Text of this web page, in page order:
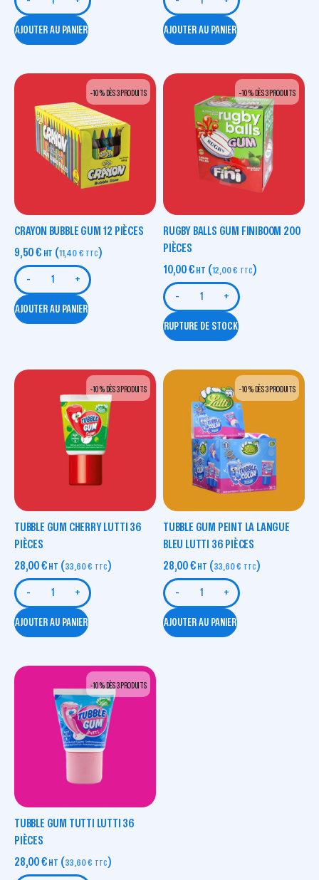
AJOUTER AU PANIER AJOUTER AU PANIER
-10 % DÈS 3 PRODUITS
CRAYON BUBBLE GUM 12 PIÈCES
9,50€ HT (11,40 € TTC)
- +
AJOUTER AU PANIER
-10 % DÈS 3 PRODUITS
RUGBY BALLS GUM FINIBOOM 200
PIÈCES
10,00€ HT (12,00€ TTC)
- +
RUPTURE DE STOCK
-10 % DÈS 3 PRODUITS
TUBBLE GUM CHERRY LUTTI 36
PIÈCES
28,00€ HT (33,60€ TTC)
- +
AJOUTER AU PANIER
-10 % DÈS 3 PRODUITS
TUBBLE GUM PEINT LA LANGUE
BLEU LUTTI 36 PIÈCES
28,00€ HT (33,60€ TTC)
- +
AJOUTER AU PANIER
-10 % DÈS 3 PRODUITS
TUBBLE GUM TUTTI LUTTI 36
PIÈCES
28,00€ HT (33,60€ TTC)